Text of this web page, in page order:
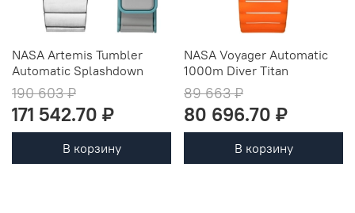
NASA Artemis Tumbler
Automatic Splashdown
190 603 ₽
171 542.70 ₽
В корзину
NASA Voyager Automatic
1000m Diver Titan
89 663 ₽
80 696.70 ₽
В корзину